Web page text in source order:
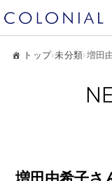
トップ›未分類›増田